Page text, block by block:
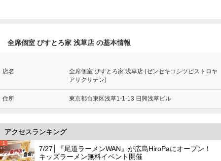
全席個室 びすとろ家 浅草店 の基本情報
店名
全席個室 びすとろ家 浅草店 (ゼンセキコシツビストロヤ
アサクサテン)
住所 東京都台東区浅草1-1-13 日興浅草ビル
アクセスランキング
1
7/27│『尾道ラーメンWAN』が広島HiroPaにオープン！
キッズラーメン無料イベント開催